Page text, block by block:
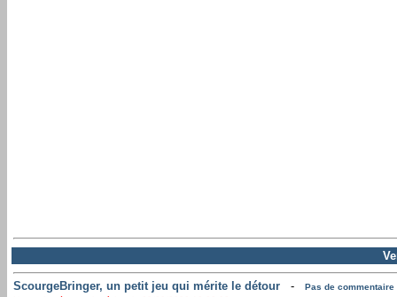
ScourgeBringer, un petit jeu qui mérite le détour -
Pas de commentaire